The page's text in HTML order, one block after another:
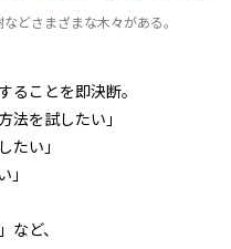
どさまざまな木々がある。
ることを即決断。
法を試したい」
たい」
など、